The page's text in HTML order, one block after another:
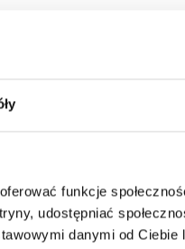
funkcje
udostępniać
danymi od